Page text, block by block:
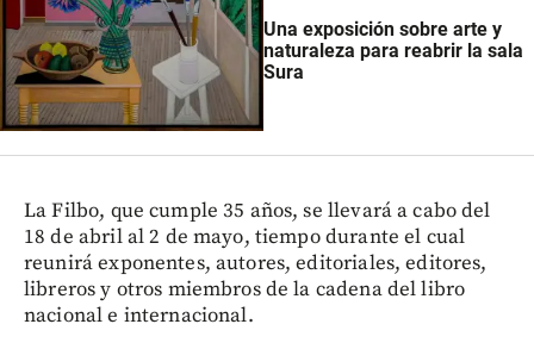
Una exposición sobre arte y
naturaleza para reabrir la sala
Sura
La Filbo, que cumple 35 años, se llevará a cabo del
18 de abril al 2 de mayo, tiempo durante el cual
reunirá exponentes, autores, editoriales, editores,
libreros y otros miembros de la cadena del libro
nacional e internacional.